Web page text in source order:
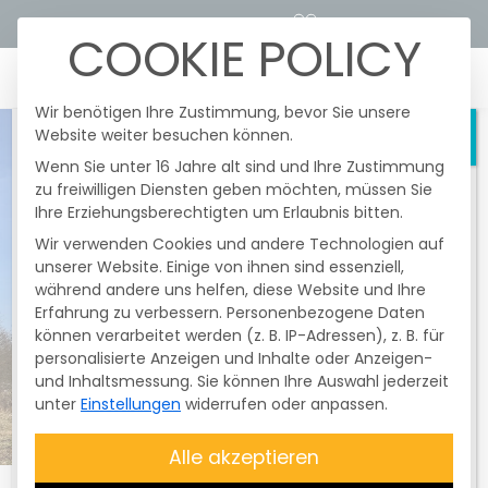
STROMTARIFRECHNER KUNDENPORTALE
Heute fanden im Netzgebiert der
Überlandzentrale Wörth/I.-Altheim Netz
AGnochmalsgesetzlich vorgeschriebene
und unangekündigteTestschaltungen
der Funkrundsteuerempfänger (FRE) statt.
Davon betroffen waren nur
Erzeugungsanlagen mit einer Größe
über 25 kWp bis 99,99 kWp. Diese
Testschaltung istnicht
entschädigungsfähig . Die Anlagen
wurden zum Abschluss des Testes wieder
100 % geregelt. Bitte überprüfen Sie,
ob IhreAnlage Energie produziert.
COOKIE POLICY
Wir benötigen Ihre Zustimmung, bevor Sie unsere
Website weiter besuchen können.
Wenn Sie unter 16 Jahre alt sind und Ihre Zustimmung
zu freiwilligen Diensten geben möchten, müssen Sie
Ihre Erziehungsberechtigten um Erlaubnis bitten.
Wir verwenden Cookies und andere Technologien auf
unserer Website. Einige von ihnen sind essenziell,
während andere uns helfen, diese Website und Ihre
Erfahrung zu verbessern. Personenbezogene Daten
können verarbeitet werden (z. B. IP-Adressen), z. B. für
personalisierte Anzeigen und Inhalte oder Anzeigen-
und Inhaltsmessung. Sie können Ihre Auswahl jederzeit
unter Einstellungen widerrufen oder anpassen.
Alle akzeptieren